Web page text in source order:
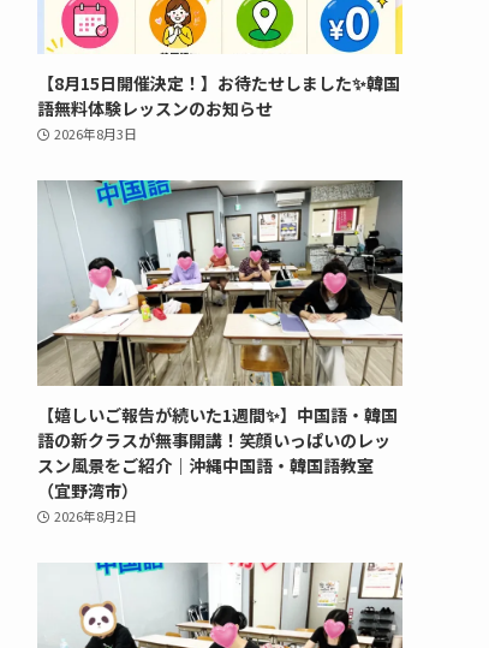
【8月15日開催決定！】お待たせしました✨韓国
語無料体験レッスンのお知らせ
2026年8月3日
【嬉しいご報告が続いた1週間✨】中国語・韓国
語の新クラスが無事開講！笑顔いっぱいのレッ
スン風景をご紹介｜沖縄中国語・韓国語教室
（宜野湾市）
2026年8月2日